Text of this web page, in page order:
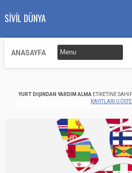
SIVIL DÜNYA
ANASAYFA
YURT DIŞINDAN YARDIM ALMA ETIKETINE
KAYITLARI